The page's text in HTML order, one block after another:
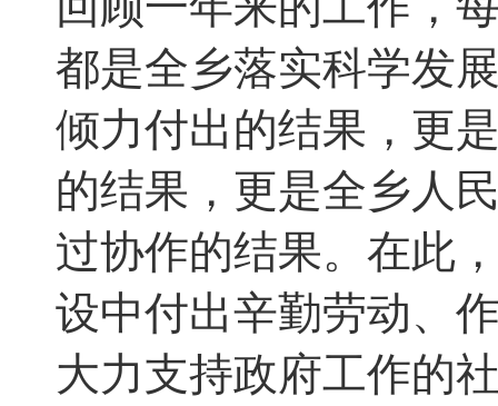
都是全乡落实科学发
倾力付出的结果 ， 更
的结果 ， 更是全乡人
过协作的结果。在此
设中付出辛勤劳动、
大力支持政府工作的